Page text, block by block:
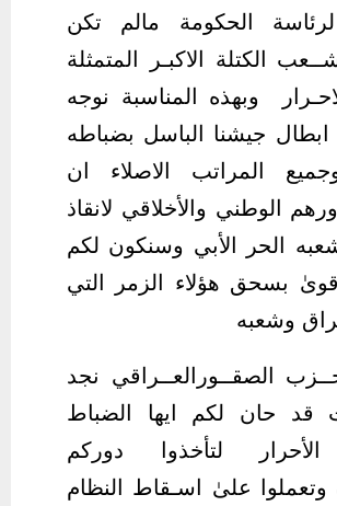
الحكومة مالم تكن
الكتلة الاكبـر المتمثلة
وبهذه المناسبة نوجه
ابطال جيشنا الباسل بضباطه
المراتب الاصلاء ان
الوطني والأخلاقي لانقاذ
الحر الأبي وسنكون لكم
بسحق هؤلاء الزمر التي
وشعبه
الصقــورالعــراقي نجد
قد حان لكم ايها الضباط
الأحرار لتأخذوا دوركم
علىٰ اسـقاط النظام